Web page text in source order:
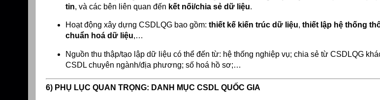
tin, và các bên liên quan đến kết nối/chia sẻ dữ liệu.
Hoạt động xây dựng CSDLQG bao gồm: thiết kế kiến trúc dữ liệu, thiết lập hệ thống
chuẩn hoá dữ liệu,…
Nguồn thu thập/tạo lập dữ liệu có thể đến từ: hệ thống nghiệp vụ; chia sẻ từ CSDLQG
CSDL chuyên ngành/địa phương; số hoá hồ sơ;…
6) PHỤ LỤC QUAN TRỌNG: DANH MỤC CSDL QUỐC GIA